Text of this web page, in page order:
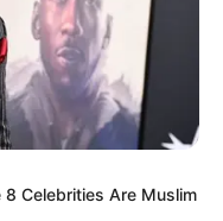
d’écuries du
60E
ce 8 MAI 2025
Celebrities Are Muslim